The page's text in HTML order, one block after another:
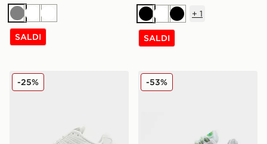
GrigioBiancoBianco
SALDI
NeroBianco
Nero
+ 1
SALDI
Nike Shox TL Junior
-25% Nike Air Max 95 Junior
-53%